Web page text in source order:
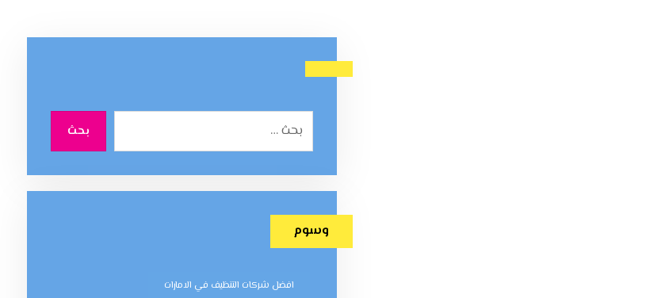
بحث
وسوم
افضل شركات التنظيف في الامارات